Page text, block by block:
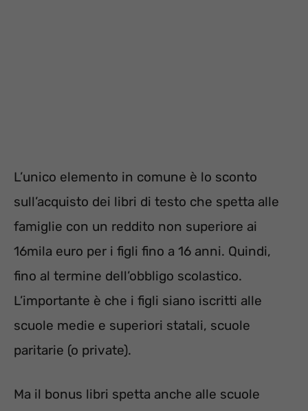
L’unico elemento in comune è lo sconto
sull’acquisto dei libri di testo che spetta alle
famiglie con un reddito non superiore ai
16mila euro per i figli fino a 16 anni. Quindi,
fino al termine dell’obbligo scolastico.
L’importante è che i figli siano iscritti alle
scuole medie e superiori statali, scuole
paritarie (o private).
Ma il bonus libri spetta anche alle scuole